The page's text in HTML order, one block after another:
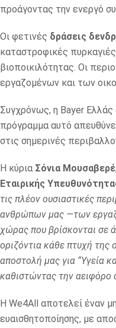
προάγοντας την ενεργό
Οι φετινές δράσεις
καταστροφικές
βιοποικιλότητας. Οι
εργαζομένων και των
Συγχρόνως, η Bayer Ελλάς
πρόγραμμα αυτό
στις σημερινές
Η κύρια Σόνια Μουσαβερέ,
Εταιρικής
τις πλέον ουσιαστικές
ανθρώπων μας —των
χώρας που βρίσκονται σε
οριζόντια κάθε πτυχή της
αποστολή μας για “Υγεία
καθιστώντας την αειφόρο
Η We4All αποτελεί έναν
ευαισθητοποίησης, με